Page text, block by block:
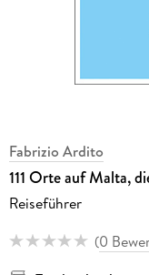
Fabrizio Ardito
111 Orte auf Malta,
Reiseführer
(0